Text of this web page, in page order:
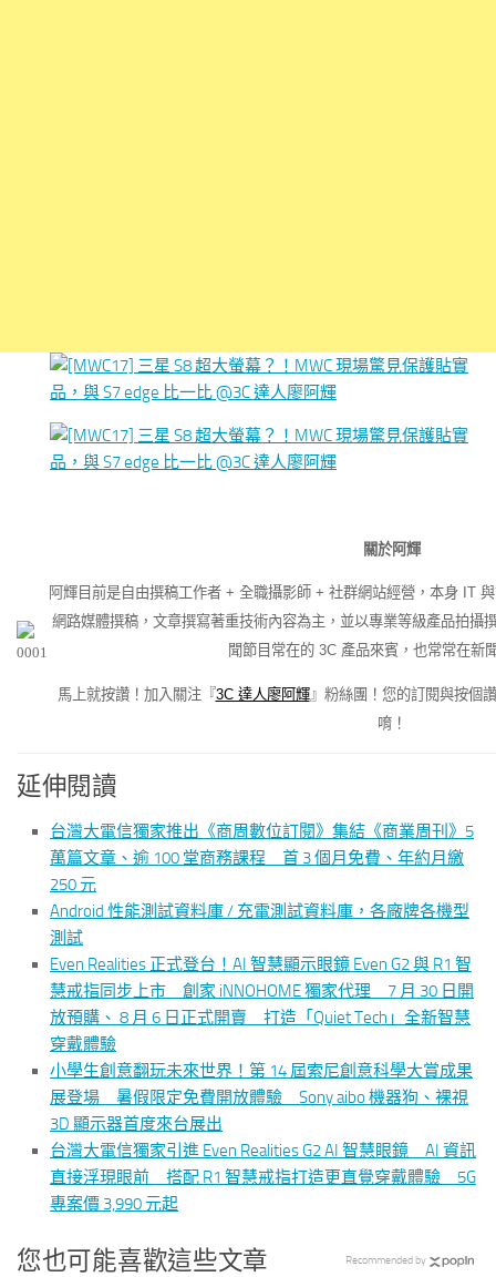
關於阿輝
阿輝目前是自由撰稿工作者 + 全職攝影師 + 社群網站經營，本身 IT
網路媒體撰稿，文章撰寫著重技術內容為主，並以專業等級產品拍攝
聞節目常在的 3C 產品來賓，也常常在新
馬上就按讚！加入關注『3C 達人廖阿輝』粉絲團！您的訂閱與按個
唷！
延伸閱讀
台灣大電信獨家推出《商周數位訂閱》集結《商業周刊》5
萬篇文章、逾 100 堂商務課程 首 3 個月免費、年約月繳
250 元
Android 性能測試資料庫 / 充電測試資料庫，各廠牌各機型
測試
Even Realities 正式登台！AI 智慧顯示眼鏡 Even G2 與 R1 智
慧戒指同步上市 創家 iNNOHOME 獨家代理 7 月 30 日開
放預購、 8 月 6 日正式開賣 打造「Quiet Tech」全新智慧
穿戴體驗
小學生創意翻玩未來世界！第 14 屆索尼創意科學大賞成果
展登場 暑假限定免費開放體驗 Sony aibo 機器狗、裸視
3D 顯示器首度來台展出
台灣大電信獨家引進 Even Realities G2 AI 智慧眼鏡 AI 資訊
直接浮現眼前 搭配 R1 智慧戒指打造更直覺穿戴體驗 5G
專案價 3,990 元起
您也可能喜歡這些文章 Recommended by